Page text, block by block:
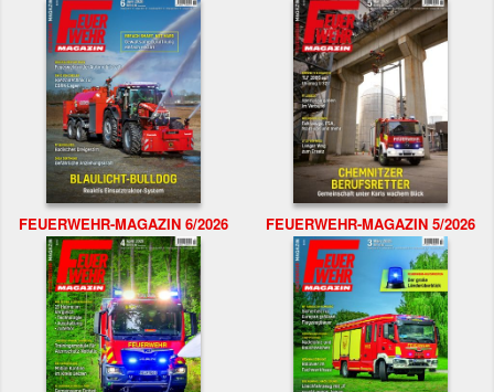
FEUERWEHR-MAGAZIN 6/2026 FEUERWEHR-MAGAZIN 5/2026